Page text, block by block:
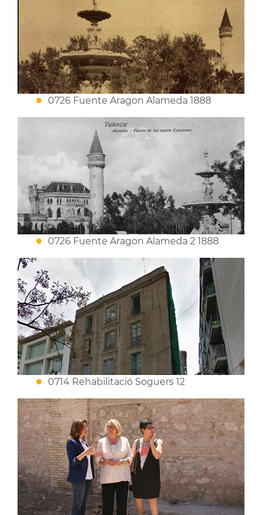
0726 Fuente Aragon Alameda 1888
0726 Fuente Aragon Alameda 2 1888
0714 Rehabilitació Soguers 12